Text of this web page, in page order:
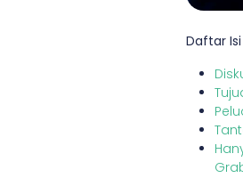
Daftar Isi